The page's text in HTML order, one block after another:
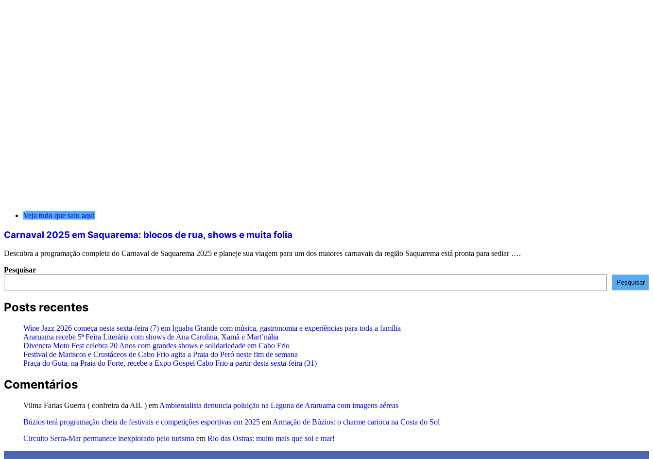
Veja tudo que saiu aqui
Carnaval 2025 em Saquarema: blocos de rua, shows e muita folia
Descubra a programação completa do Carnaval de Saquarema 2025 e planeje sua viagem para um dos maiores carnavais da região Saquarema está pronta para sediar ….
Pesquisar
Pesquisar
Posts recentes
Wine Jazz 2026 começa nesta sexta-feira (7) em Iguaba Grande com música, gastronomia e experiências para toda a família
Araruama recebe 5ª Feira Literária com shows de Ana Carolina, Xamã e Mart’nália
Diveneta Moto Fest celebra 20 Anos com grandes shows e solidariedade em Cabo Frio
Festival de Mariscos e Crustáceos de Cabo Frio agita a Praia do Peró neste fim de semana
Praça do Guta, na Praia do Forte, recebe a Expo Gospel Cabo Frio a partir desta sexta-feira (31)
Comentários
Vilma Farias Guerra ( confreira da AIL ) em Ambientalista denuncia poluição na Laguna de Araruama com imagens aéreas
Búzios terá programação cheia de festivais e competições esportivas em 2025 em Armação de Búzios: o charme carioca na Costa do Sol
Circuito Serra-Mar permanece inexplorado pelo turismo em Rio das Ostras: muito mais que sol e mar!